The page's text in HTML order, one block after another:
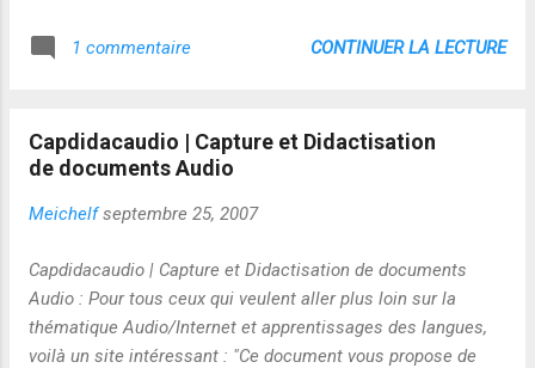
1 commentaire CONTINUER LA LECTURE
Capdidacaudio | Capture et Didactisation
de documents Audio
Meichelf septembre 25, 2007
Capdidacaudio | Capture et Didactisation de documents
Audio : Pour tous ceux qui veulent aller plus loin sur la
thématique Audio/Internet et apprentissages des langues,
voilà un site intéressant : "Ce document vous propose de